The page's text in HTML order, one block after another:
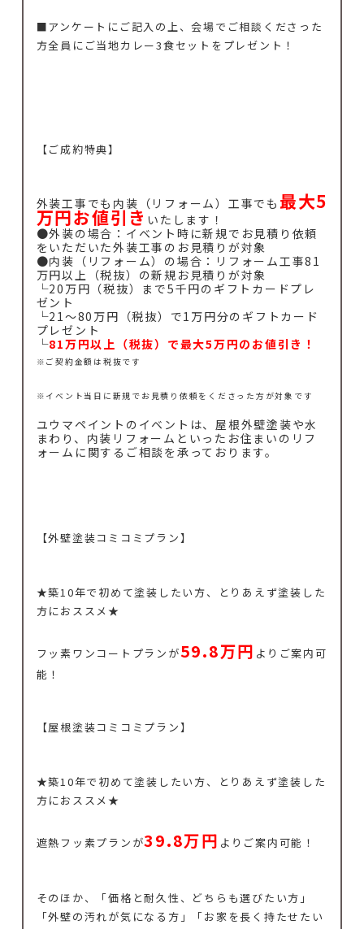
■アンケートにご記入の上、会場でご相談くださった
方全員にご当地カレー3食セットをプレゼント！
【ご成約特典】
外装工事でも内装（リフォーム）工事でも 最大5
万円お値引き いたします！
●外装の場合：イベント時に新規でお見積り依頼
をいただいた外装工事のお見積りが対象
●内装（リフォーム）の場合：リフォーム工事81
万円以上（税抜）の新規お見積りが対象
└20万円（税抜）まで5千円のギフトカードプレ
ゼント
└21～80万円（税抜）で1万円分のギフトカード
プレゼント
└81万円以上（税抜）で最大5万円のお値引き！
※ご契約金額は税抜です
※イベント当日に新規でお見積り依頼をくださった方が対象です
ユウマペイントのイベントは、屋根外壁塗装や水
まわり、内装リフォームといったお住まいのリフ
ォームに関するご相談を承っております。
【外壁塗装コミコミプラン】
★築10年で初めて塗装したい方、とりあえず塗装した
方におススメ★
フッ素ワンコートプランが59.8万円 よりご案内可
能！
【屋根塗装コミコミプラン】
★築10年で初めて塗装したい方、とりあえず塗装した
方におススメ★
遮熱フッ素プランが39.8万円 よりご案内可能！
そのほか、「価格と耐久性、どちらも選びたい方」
「外壁の汚れが気になる方」「お家を長く持たせたい